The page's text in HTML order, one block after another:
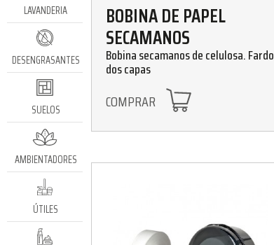
LAVANDERIA
DESENGRASANTES
SUELOS
AMBIENTADORES
ÚTILES
BOBINA DE PAPEL
SECAMANOS
Bobina secamanos de celulosa. Fardo
dos capas
COMPRAR